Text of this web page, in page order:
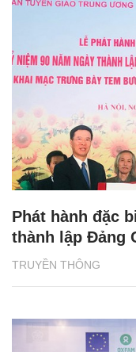
TRUYỀN THÔNG
Phát hành đặc
thành lập Đảng